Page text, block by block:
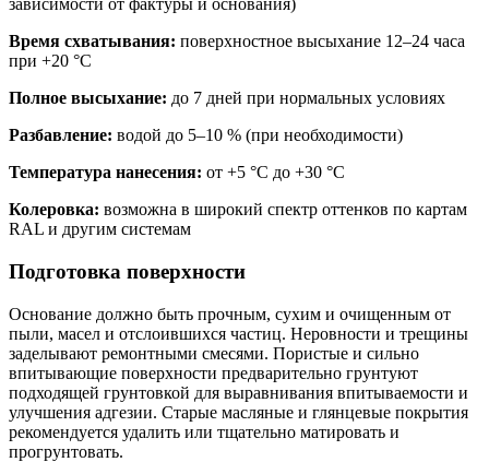
зависимости от фактуры и основания)
Время схватывания: поверхностное высыхание 12–24 часа
при +20 °C
Полное высыхание: до 7 дней при нормальных условиях
Разбавление: водой до 5–10 % (при необходимости)
Температура нанесения: от +5 °C до +30 °C
Колеровка: возможна в широкий спектр оттенков по картам
RAL и другим системам
Подготовка поверхности
Основание должно быть прочным, сухим и очищенным от
пыли, масел и отслоившихся частиц. Неровности и трещины
заделывают ремонтными смесями. Пористые и сильно
впитывающие поверхности предварительно грунтуют
подходящей грунтовкой для выравнивания впитываемости и
улучшения адгезии. Старые масляные и глянцевые покрытия
рекомендуется удалить или тщательно матировать и
прогрунтовать.